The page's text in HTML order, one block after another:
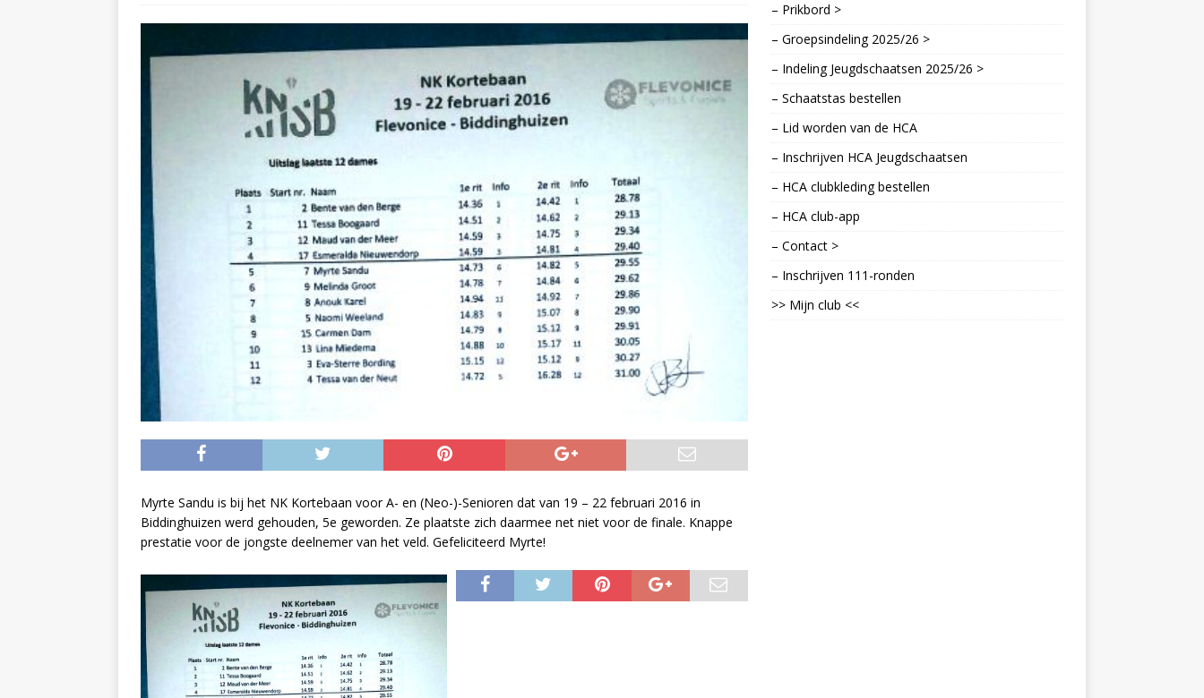
Myrte Sandu is bij het NK Kortebaan voor A- en (Neo-)-Senioren dat van 19 – 22 februari 2016 in
Biddinghuizen werd gehouden, 5e geworden. Ze plaatste zich daarmee net niet voor de finale. Knappe
prestatie voor de jongste deelnemer van het veld. Gefeliciteerd Myrte!
– Prikbord >
– Groepsindeling 2025/26 >
– Indeling Jeugdschaatsen 2025/26 >
– Schaatstas bestellen
– Lid worden van de HCA
– Inschrijven HCA Jeugdschaatsen
– HCA clubkleding bestellen
– HCA club-app
– Contact >
– Inschrijven 111-ronden
>> Mijn club <<